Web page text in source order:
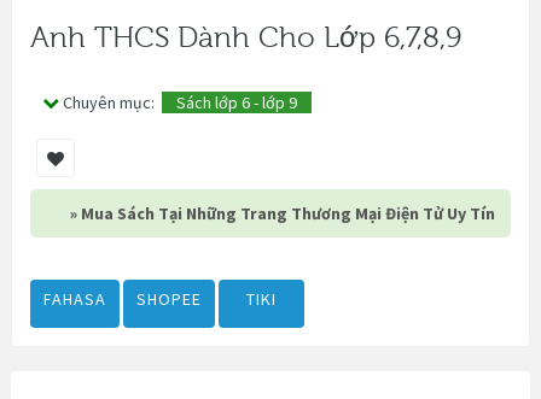
Anh THCS Dành Cho Lớp 6,7,8,9
Chuyên mục: Sách lớp 6 - lớp 9
» Mua Sách Tại Những Trang Thương Mại Điện Tử Uy Tín
FAHASA SHOPEE TIKI